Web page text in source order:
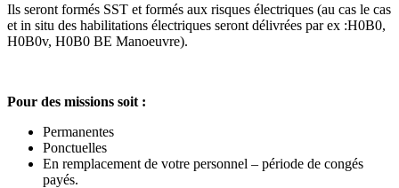
Ils seront formés SST et formés aux risques électriques (au cas le cas
et in situ des habilitations électriques seront délivrées par ex :H0B0,
H0B0v, H0B0 BE Manoeuvre).
Pour des missions soit :
Permanentes
Ponctuelles
En remplacement de votre personnel – période de congés
payés.